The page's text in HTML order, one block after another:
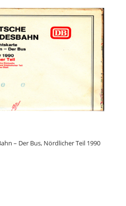
– Der Bus, Nördlicher Teil 1990